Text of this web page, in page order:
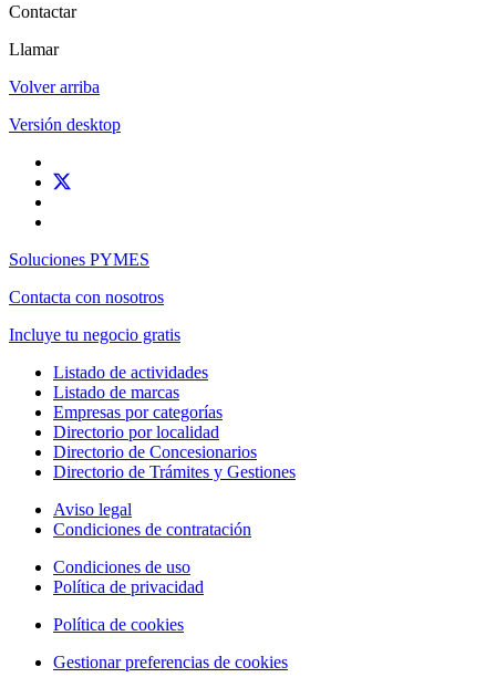
Contactar
Llamar
Volver arriba
Versión desktop
Soluciones PYMES
Contacta con nosotros
Incluye tu negocio gratis
Listado de actividades
Listado de marcas
Empresas por categorías
Directorio por localidad
Directorio de Concesionarios
Directorio de Trámites y Gestiones
Aviso legal
Condiciones de contratación
Condiciones de uso
Política de privacidad
Política de cookies
Gestionar preferencias de cookies